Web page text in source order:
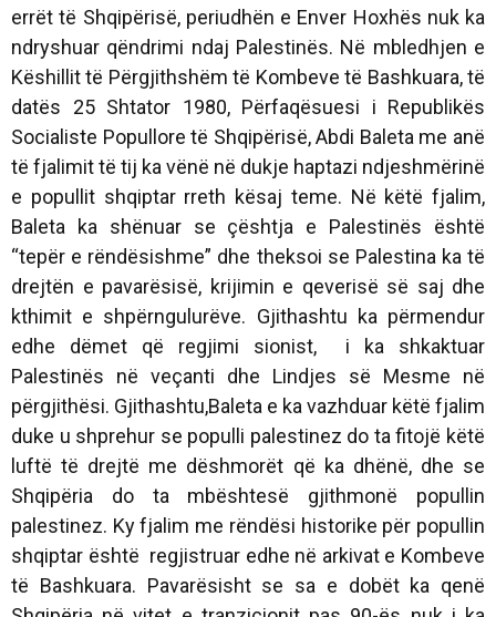
errët të Shqipërisë, periudhën e Enver Hoxhës nuk ka
ndryshuar qëndrimi ndaj Palestinës. Në mbledhjen e
Këshillit të Përgjithshëm të Kombeve të Bashkuara, të
datës 25 Shtator 1980, Përfaqësuesi i Republikës
Socialiste Popullore të Shqipërisë, Abdi Baleta me anë
të fjalimit të tij ka vënë në dukje haptazi ndjeshmërinë
e popullit shqiptar rreth kësaj teme. Në këtë fjalim,
Baleta ka shënuar se çështja e Palestinës është
“tepër e rëndësishme” dhe theksoi se Palestina ka të
drejtën e pavarësisë, krijimin e qeverisë së saj dhe
kthimit e shpërngulurëve. Gjithashtu ka përmendur
edhe dëmet që regjimi sionist, i ka shkaktuar
Palestinës në veçanti dhe Lindjes së Mesme në
përgjithësi. Gjithashtu,Baleta e ka vazhduar këtë fjalim
duke u shprehur se populli palestinez do ta fitojë këtë
luftë të drejtë me dëshmorët që ka dhënë, dhe se
Shqipëria do ta mbështesë gjithmonë popullin
palestinez. Ky fjalim me rëndësi historike për popullin
shqiptar është regjistruar edhe në arkivat e Kombeve
të Bashkuara. Pavarësisht se sa e dobët ka qenë